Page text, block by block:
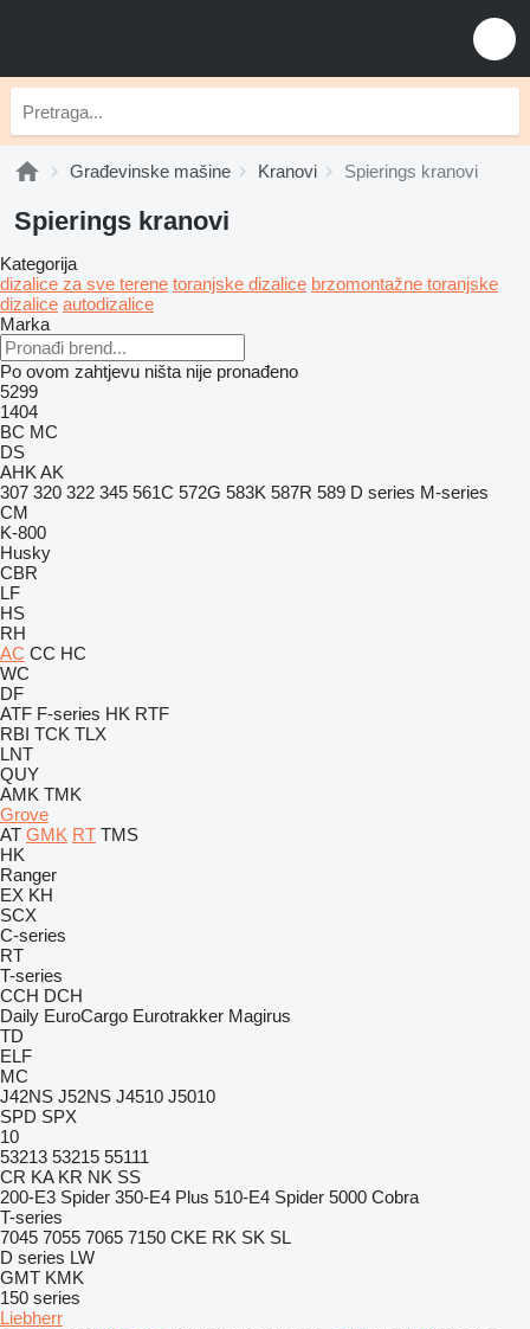
Građevinske mašine Kranovi Spierings kranovi
Spierings kranovi
Kategorija
dizalice za sve terene toranjske dizalice brzomontažne toranjske
dizalice autodizalice
Marka
Po ovom zahtjevu ništa nije pronađeno
5299
1404
BC MC
DS
AHK AK
307 320 322 345 561C 572G 583K 587R 589 D series M-series
CM
K-800
Husky
CBR
LF
HS
RH
AC CC HC
WC
DF
ATF F-series HK RTF
RBI TCK TLX
LNT
QUY
AMK TMK
Grove
AT GMK RT TMS
HK
Ranger
EX KH
SCX
C-series
RT
T-series
CCH DCH
Daily EuroCargo Eurotrakker Magirus
TD
ELF
MC
J42NS J52NS J4510 J5010
SPD SPX
10
53213 53215 55111
CR KA KR NK SS
200-E3 Spider 350-E4 Plus 510-E4 Spider 5000 Cobra
T-series
7045 7055 7065 7150 CKE RK SK SL
D series LW
GMT KMK
150 series
Liebherr